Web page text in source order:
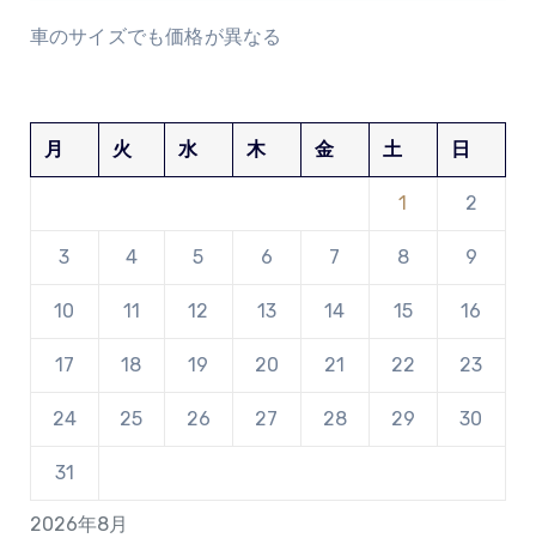
車のサイズでも価格が異なる
2026年8月
月 火 水 木 金 土 日
1 2
3 4 5 6 7 8 9
10 11 12 13 14 15 16
17 18 19 20 21 22 23
24 25 26 27 28 29 30
31